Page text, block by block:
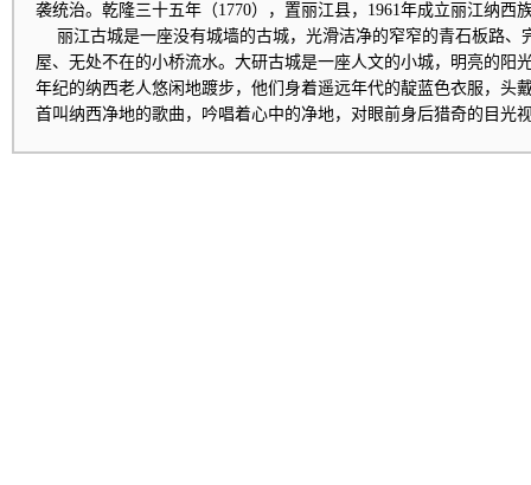
袭统治。乾隆三十五年（1770），置丽江县，1961年成立丽江纳西
丽江古城是一座没有城墙的古城，光滑洁净的窄窄的青石板路、
屋、无处不在的小桥流水。大研古城是一座人文的小城，明亮的阳
年纪的纳西老人悠闲地踱步，他们身着遥远年代的靛蓝色衣服，头
首叫纳西净地的歌曲，吟唱着心中的净地，对眼前身后猎奇的目光